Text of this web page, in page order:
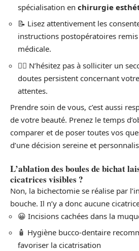
spécialisation en chirurgie
📝 Lisez attentivement les
instructions postopératoires remis
médicale.
👩‍⚕️ N’hésitez pas à solliciter un
doutes persistent concernant
attentes.
Prendre soin de vous, c’est aussi
de votre beauté. Prenez le temps
comparer et de poser toutes vos
d’une décision sereine et
L’ablation des boules de bichat
cicatrices visibles ?
Non, la bichectomie se réalise par
bouche. Il n’y a donc aucune
😀 Incisions cachées dans la
🧴 Hygiène bucco-dentaire
favoriser la cicatrisation